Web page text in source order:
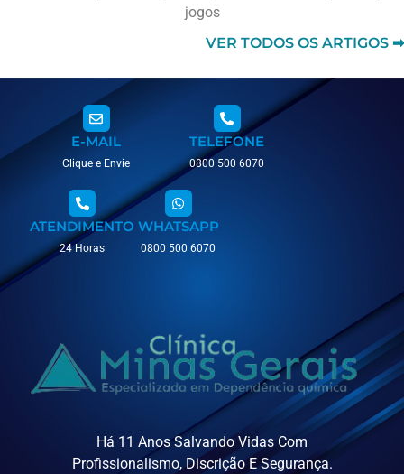
jogos
VER TODOS OS ARTIGOS ➡
E-MAIL
Clique e Envie
TELEFONE
0800 500 6070
ATENDIMENTO
24 Horas
WHATSAPP
0800 500 6070
Há 11 Anos Salvando Vidas Com
Profissionalismo, Discrição E Segurança.